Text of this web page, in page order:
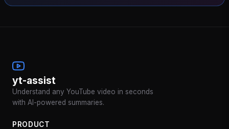
yt-assist
Understand any YouTube video in seconds
with AI-powered summaries.
PRODUCT